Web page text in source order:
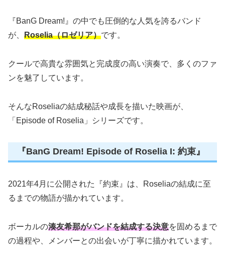
『BanG Dream!』の中でも圧倒的な人気を誇るバンド
が、 Roselia（ロゼリア）です。
クールで高貴な雰囲気と完成度の高い演奏で、多くのファ
ンを魅了しています。
そんなRoseliaの結成秘話や成長を描いた映画が、
「Episode of Roselia」シリーズです。
『BanG Dream! Episode of Roselia I: 約束』
2021年4月に公開された『約束』は、Roseliaの結成に至
るまでの物語が描かれています。
ボーカルの湊友希那がバンドを結成する決意を固めるまで
の過程や、メンバーとの出会いが丁寧に描かれています。